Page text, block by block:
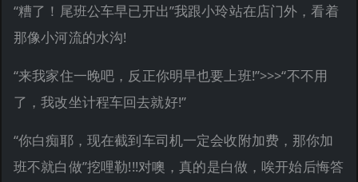
“糟了！尾班公车早已开出”我跟小玲站在店门外，看着
那像小河流的水沟!
“来我家住一晚吧，反正你明早也要上班!”>>>“不不用
了，我改坐计程车回去就好!”
“你白痴耶，现在截到车司机一定会收附加费，那你加
班不就白做”挖哩勒!!!对噢，真的是白做，唉开始后悔答